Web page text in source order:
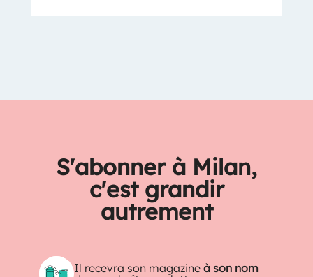
S'abonner à Milan,
c'est grandir
autrement
Il recevra son magazineà son nom